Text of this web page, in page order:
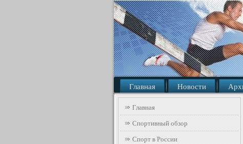
Главная Новости
Главная
Спортивный обзор
Спорт в России